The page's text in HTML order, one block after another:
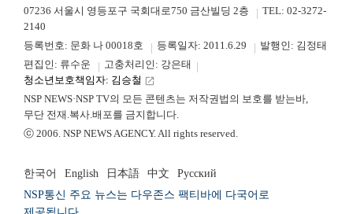
07236 서울시 영등포구 국회대로750 금산빌딩 2층
TEL: 02-3272-
2140
등록번호: 문화 나 00018호
등록일자: 2011.6.29
발행인: 김정태
편집인: 류수운
고충처리인: 강은태
청소년보호책임자: 김승철 launch
NSP NEWS·NSP TV의 모든 콘텐츠는 저작권법의 보호를 받는바,
무단 전재.복사.배포를 금지합니다.
ⓒ 2006. NSP NEWS AGENCY. All rights reserved.
한국어 English 日本語 中文
Русский
NSP통신 주요 뉴스는 다우존스 팩티바에 다국어로